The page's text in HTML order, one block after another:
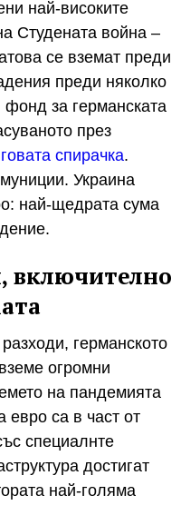
най-високите
Студената война –
се вземат преди
преди няколко
за германската
през
спирачка.
Украина
най-щедрата сума
включително
германското
огромни
на пандемията
евро са в част от
специалнте
достигат
най-голяма